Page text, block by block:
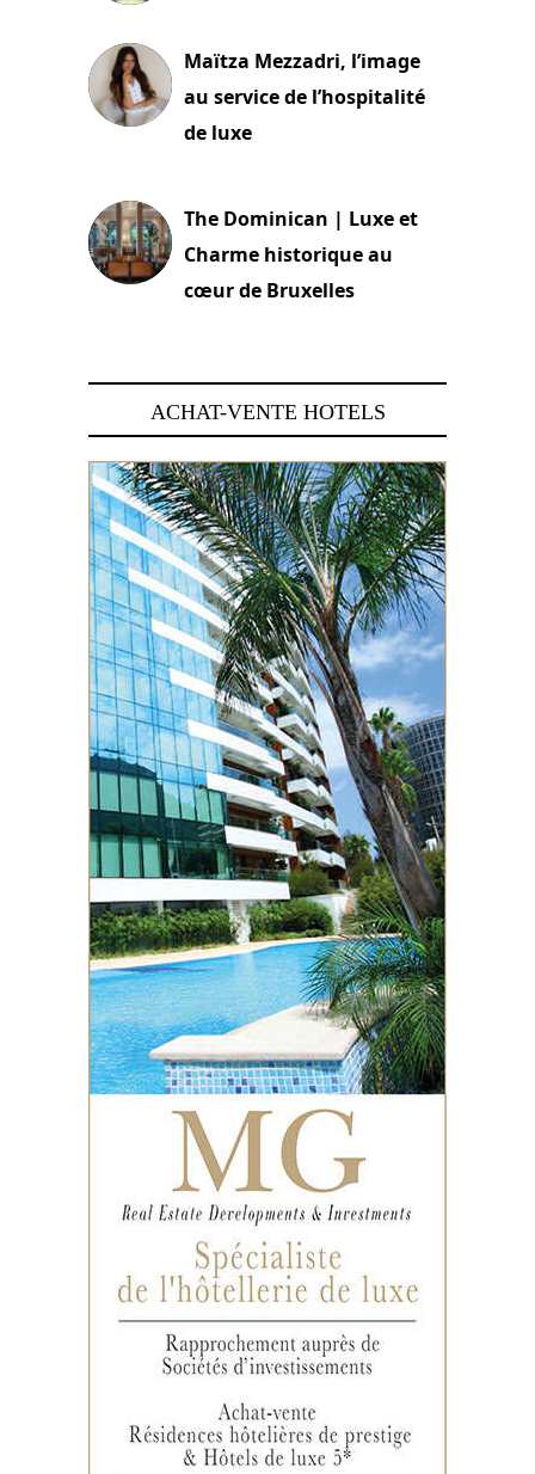
Maïtza Mezzadri, l’image
au service de l’hospitalité
de luxe
The Dominican | Luxe et
Charme historique au
cœur de Bruxelles
ACHAT-VENTE HOTELS